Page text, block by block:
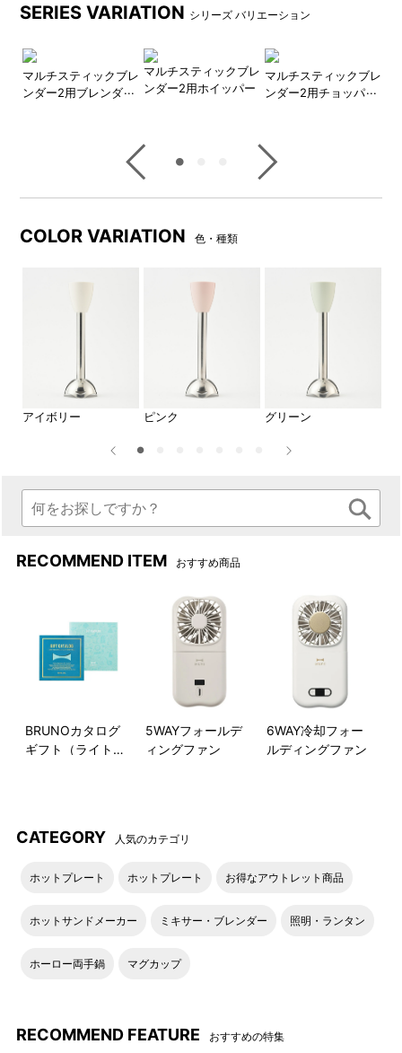
SERIES VARIATION シリーズ バリエーション
マルチスティックブレ
ンダー2用ブレンダー
マルチスティックブレ
ンダー2用ホイッパー
マルチスティックブレ
ンダー2用チョッパー
COLOR VARIATION 色・種類
アイボリー ピンク グリーン
RECOMMEND ITEM おすすめ商品
BRUNOカタログ
ギフト（ライトブ
5WAYフォールデ
ィングファン
6WAY冷却フォー
ルディングファン
CATEGORY 人気のカテゴリ
ホットプレート ホットプレート お得なアウトレット商品
ホットサンドメーカー ミキサー・ブレンダー 照明・ランタン
ホーロー両手鍋 マグカップ
RECOMMEND FEATURE おすすめの特集